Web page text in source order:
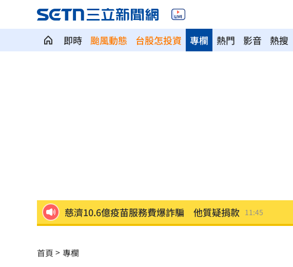
即時 颱風動態 台股怎投資 熱門 影音 熱搜
專欄
慈濟10.6億疫苗服務費爆詐騙 他質疑捐款 11:45
姐夫AKIRA抵台 蹲身陪自拍、簽名超寵粉
首頁 專欄